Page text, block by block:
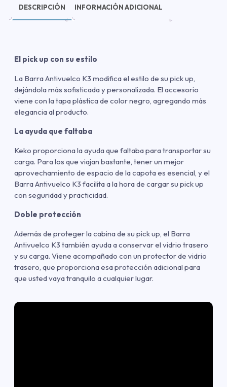
DESCRIPCIÓN INFORMACIÓN ADICIONAL
El pick up con su estilo
La Barra Antivuelco K3 modifica el estilo de su pick up,
dejándola más sofisticada y personalizada. El accesorio
viene con la tapa plástica de color negro, agregando más
elegancia al producto.
La ayuda que faltaba
Keko proporciona la ayuda que faltaba para transportar su
carga. Para los que viajan bastante, tener un mejor
aprovechamiento de espacio de la capota es esencial, y el
Barra Antivuelco K3 facilita a la hora de cargar su pick up
con seguridad y practicidad.
Doble protección
Además de proteger la cabina de su pick up, el Barra
Antivuelco K3 también ayuda a conservar el vidrio trasero
y su carga. Viene acompañado con un protector de vidrio
trasero, que proporciona esa protección adicional para
que usted vaya tranquilo a cualquier lugar.